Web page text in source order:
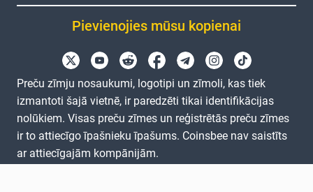
Pievienojies mūsu kopienai
Preču zīmju nosaukumi, logotipi un zīmoli, kas tiek
izmantoti šajā vietnē, ir paredzēti tikai identifikācijas
nolūkiem. Visas preču zīmes un reģistrētās preču zīmes
ir to attiecīgo īpašnieku īpašums. Coinsbee nav saistīts
ar attiecīgajām kompānijām.